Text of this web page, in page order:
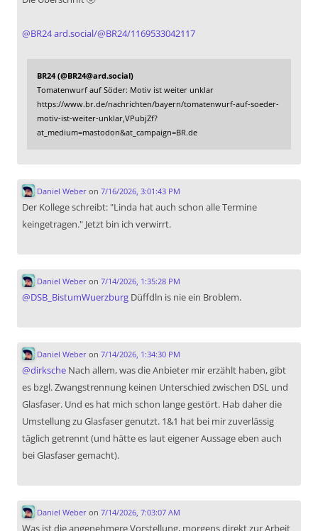
@BR24ard.social/@BR24/1169533042117
BR24 (@BR24@ard.social)
Tomatenwurf auf Söder: Motiv ist weiter unklar
https://www.br.de/nachrichten/bayern/tomatenwurf-auf-soeder-
motiv-ist-weiter-unklar,VPubjZf?
at_medium=mastodon&at_campaign=BR.de
Daniel Weberon 7/16/2026, 3:01:43 PM
Der Kollege schreibt: "Linda hat auch schon alle Termine
keingetragen." Jetzt bin ich verwirrt.
Daniel Weberon 7/14/2026, 1:35:28 PM
@DSB_BistumWuerzburg Düffdln is nie ein Broblem.
Daniel Weberon 7/14/2026, 1:34:30 PM
@dirksche Nach allem, was die Anbieter mir erzählt haben, gibt
es bzgl. Zwangstrennung keinen Unterschied zwischen DSL und
Glasfaser. Und es hat mich schon lange gestört. Hab daher die
Umstellung zu Glasfaser genutzt. 1&1 hat bei mir zuverlässig
täglich getrennt (und hätte es laut eigener Aussage eben auch
bei Glasfaser gemacht).
Daniel Weberon 7/14/2026, 7:03:07 AM
Was ist die angenehmere Vorstellung, morgens direkt zur Arbeit